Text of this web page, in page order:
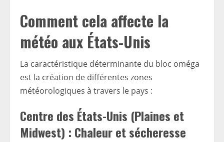
Comment cela affecte la
météo aux États-Unis
La caractéristique déterminante du bloc oméga
est la création de différentes zones
météorologiques à travers le pays :
Centre des États-Unis (Plaines et
Midwest) : Chaleur et sécheresse